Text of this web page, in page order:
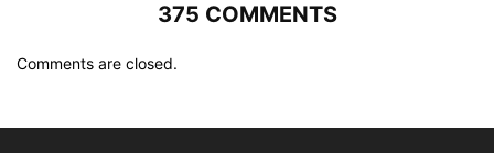
375 COMMENTS
Comments are closed.